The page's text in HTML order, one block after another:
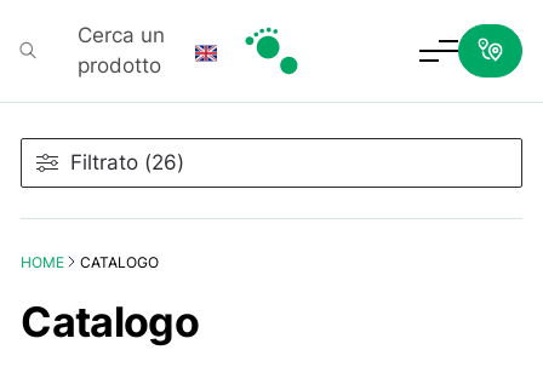
Cerca un
prodotto
HOME CATALOGO
Catalogo
Filtrato (26)